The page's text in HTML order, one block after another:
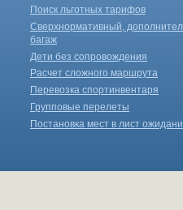
Поиск льготных тарифов
Сверхнормативный,
багаж
Дети без сопровождения
Расчет сложного маршрута
Перевозка спортинвентаря
Групповые перелеты
Постановка мест в лист